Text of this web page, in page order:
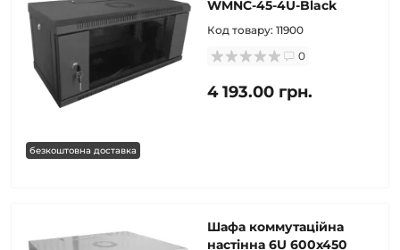
безкоштовна доставка
WMNC-45-4U-Black
Код товару: 11900
0
4 193.00 грн.
Шафа коммутаційна
настінна 6U 600x450